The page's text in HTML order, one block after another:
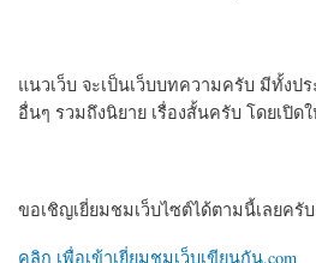
แนวเว็บ จะเป็นเว็บบทความครับ มีทั้งป
อื่นๆ รวมถึงนิยาย เรื่องสั้นครับ โดยเปิด
ขอเชิญเยี่ยมชมเว็บไซต์ได้ตามนี้เลยครับ
คลิก เพื่อเข้าเยี่ยมชมเว็บเขียนกัน.com